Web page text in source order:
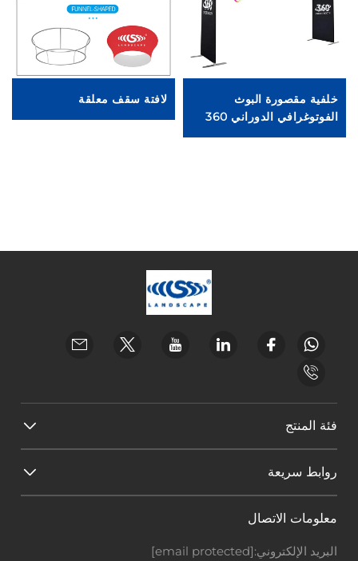
خلفية مقصورة البوث
الفوتوغرافي الدوراني 360
لافتة سقف معلقة
فئة المنتج
روابط سريعة
معلومات الاتصال
البريد الإلكتروني:[email protected]